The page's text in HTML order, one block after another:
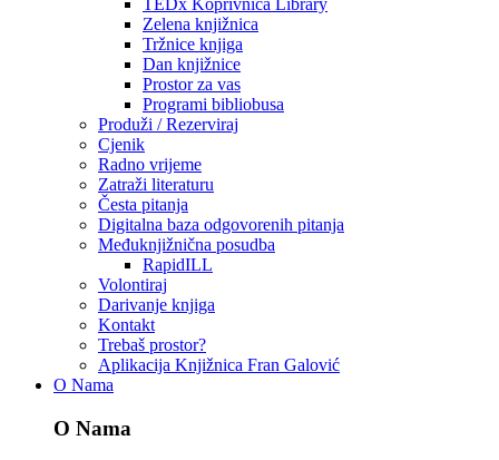
TEDx Koprivnica Library
Zelena knjižnica
Tržnice knjiga
Dan knjižnice
Prostor za vas
Programi bibliobusa
Produži / Rezerviraj
Cjenik
Radno vrijeme
Zatraži literaturu
Česta pitanja
Digitalna baza odgovorenih pitanja
Međuknjižnična posudba
RapidILL
Volontiraj
Darivanje knjiga
Kontakt
Trebaš prostor?
Aplikacija Knjižnica Fran Galović
O Nama
O Nama